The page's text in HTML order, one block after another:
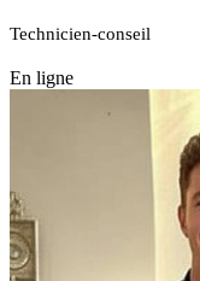
Technicien-conseil
En ligne